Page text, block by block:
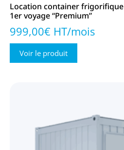
Location container frigorifique
1er voyage “Premium”
999,00€ HT/mois
Voir le produit